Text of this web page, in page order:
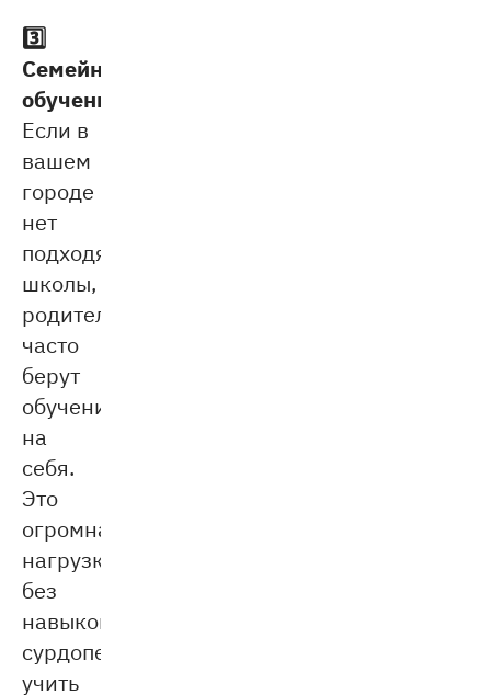
3️⃣
Семейное
обучение.
Если в
вашем
городе
нет
подходящей
школы,
родители
часто
берут
обучение
на
себя.
Это
огромная
нагрузка:
без
навыков
сурдопедагога
учить